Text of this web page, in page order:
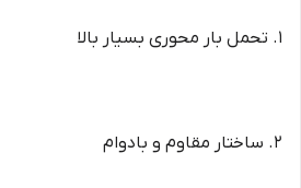
1. تحمل بار محوری بسیار بالا
2. ساختار مقاوم و بادوام